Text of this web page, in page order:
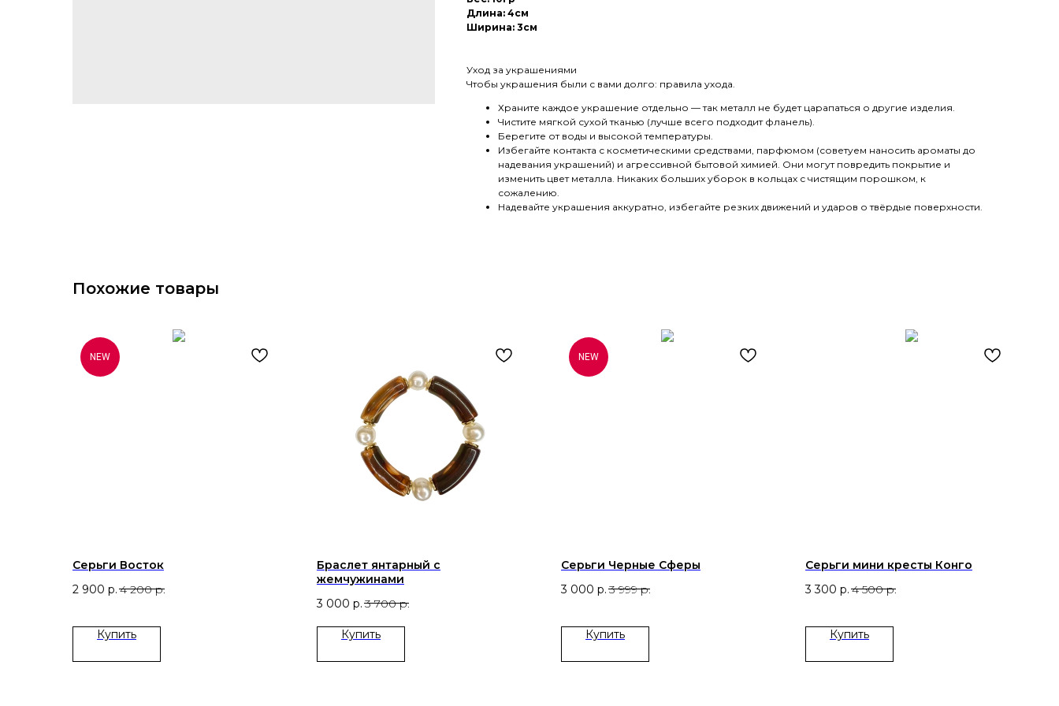
Длина: 4см
Ширина: 3см
Уход за украшениями
Чтобы украшения были с вами долго: правила ухода.
Храните каждое украшение отдельно — так металл не будет царапаться о другие изделия.
Чистите мягкой сухой тканью (лучше всего подходит фланель).
Берегите от воды и высокой температуры.
Избегайте контакта с косметическими средствами, парфюмом (советуем наносить ароматы до
надевания украшений) и агрессивной бытовой химией. Они могут повредить покрытие и
изменить цвет металла. Никаких больших уборок в кольцах с чистящим порошком, к
сожалению.
Надевайте украшения аккуратно, избегайте резких движений и ударов о твёрдые поверхности.
Похожие товары
NEW
Серьги Восток
2 900 р. 4 200 р.
ㅤКупить
Браслет янтарный с
жемчужинами
3 000 р. 3 700 р.
ㅤКупить
NEW
Серьги Черные Сферы
3 000 р. 3 999 р.
ㅤКупить
Серьги мини кресты Конго
3 300 р. 4 500 р.
ㅤКупить